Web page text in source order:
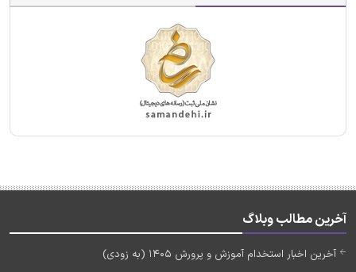
آخرین مطالب وبلاگ
آخرین اخبار استخدام آموزش و پرورش 1405 (به زودی)